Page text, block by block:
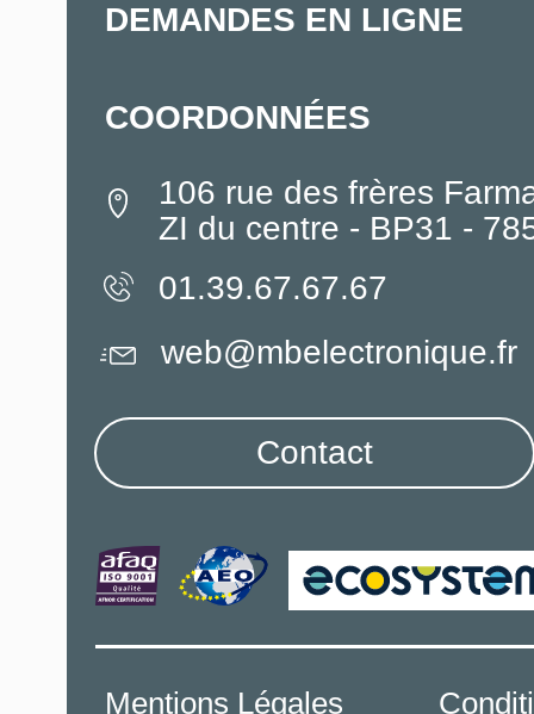
DEMANDES EN LIGNE
COORDONNÉES
106 rue des frères
ZI du centre - BP31 -
01.39.67.67.67
Mentions Légales
web@mbelectronique.fr
Contact